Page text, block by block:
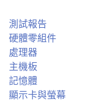
測試報告
硬體零組件
處理器
主機板
記憶體
顯示卡與螢幕